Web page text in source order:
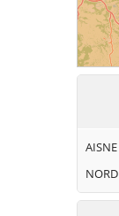
AISNE
NORD